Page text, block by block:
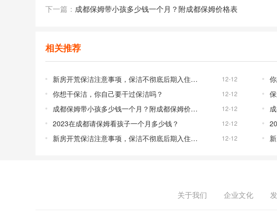
下一篇： 成都保姆带小孩多少钱一个月？附成都保姆价格表
相关推荐
新房开荒保洁注意事项，保洁不彻底后期入住后患无穷！ 12-12
你想干保洁，你自己要干过保洁吗？ 12-12
成都保姆带小孩多少钱一个月？附成都保姆价格表 12-12
2023在成都请保姆看孩子一个月多少钱？ 12-12
新房开荒保洁注意事项，保洁不彻底后期入住后患无穷！ 12-12
关于我们 企业文化